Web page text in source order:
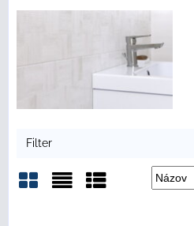
Filter